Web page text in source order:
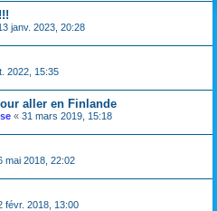
janv. 2023, 20:28
2022, 15:35
aller en Finlande
« 31 mars 2019, 15:18
mai 2018, 22:02
févr. 2018, 13:00